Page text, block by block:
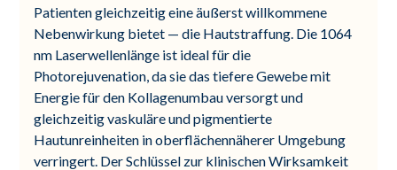
Patienten gleichzeitig eine äußerst willkommene
Nebenwirkung bietet — die Hautstraffung. Die 1064
nm Laserwellenlänge ist ideal für die
Photorejuvenation, da sie das tiefere Gewebe mit
Energie für den Kollagenumbau versorgt und
gleichzeitig vaskuläre und pigmentierte
Hautunreinheiten in oberflächennäherer Umgebung
verringert. Der Schlüssel zur klinischen Wirksamkeit